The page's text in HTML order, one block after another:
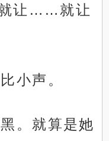
就让……就让
小声。
。就算是她